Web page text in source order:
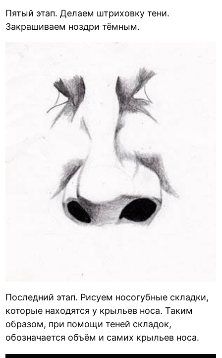
Пятый этап. Делаем штриховку тени.
Закрашиваем ноздри тёмным.
Последний этап. Рисуем носогубные складки,
которые находятся у крыльев носа. Таким
образом, при помощи теней складок,
обозначается объём и самих крыльев носа.